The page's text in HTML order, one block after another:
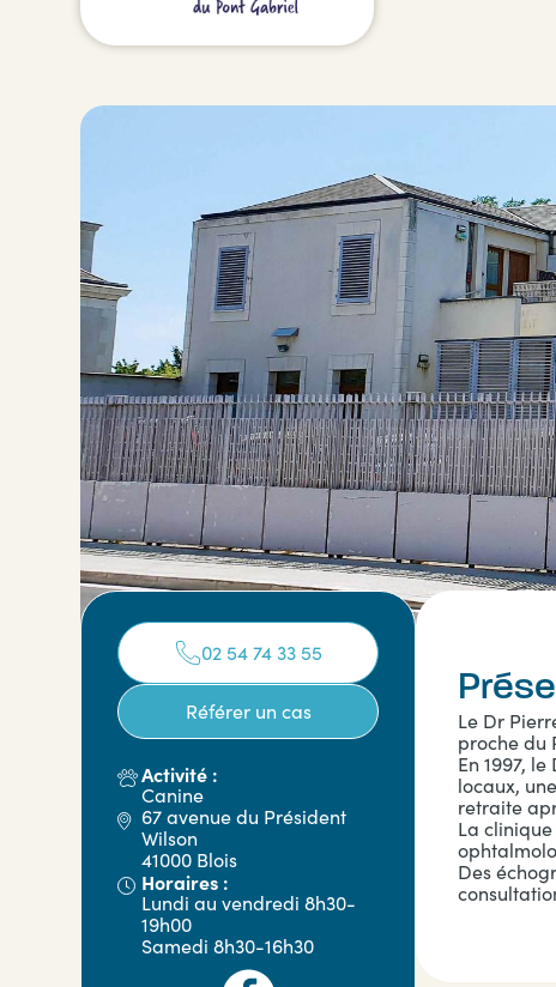
02 54 74 33 55
Référer un cas
Activité :
Canine
67 avenue du Président
Wilson
41000 Blois
Horaires :
Lundi au vendredi 8h30-
19h00
Samedi 8h30-16h30
Le Dr
proche du
En 1997,
locaux,
retraite
La
Des